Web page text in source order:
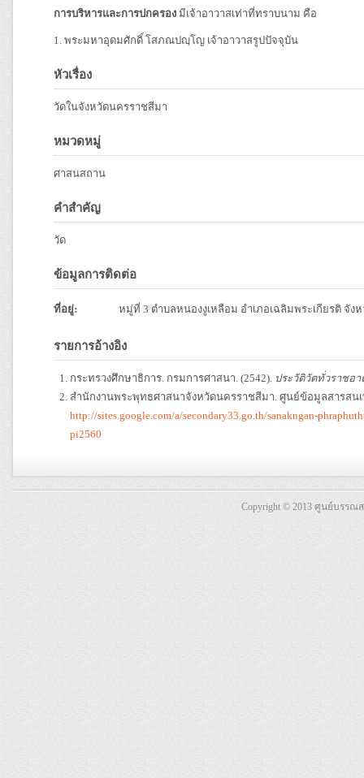
การบริหารและการปกครอง มีเจ้าอาวาสเท่าที่ทราบนาม คือ
1. พระมหาอุดมศักดิ์ โสภณปญฺโญ เจ้าอาวาสรูปปัจจุบัน
หัวเรื่อง
วัดในจังหวัดนครราชสีมา
หมวดหมู่
ศาสนสถาน
คำสำคัญ
วัด
ข้อมูลการติดต่อ
ที่อยู่: หมู่ที่ 3 ตำบลหนองงูเหลือม อำเภอเฉลิมพระเกียรติ จัง
รายการอ้างอิง
กระทรวงศึกษาธิการ. กรมการศาสนา. (2542). ประวัติวัดทั่วราชอ
สำนักงานพระพุทธศาสนาจังหวัดนครราชสีมา. ศูนย์ข้อมูลสารสน
http://sites.google.com/a/secondary33.go.th/sanakngan-
pi2560
Copyright © 2013 ศูนย์บรร